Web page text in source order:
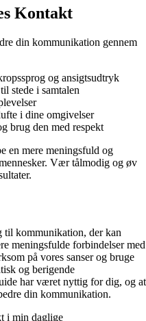
Kontakt
din kommunikation gennem
og ansigtsudtryk
stede i samtalen
i dine omgivelser
brug den med respekt
en mere meningsfuld og
Vær tålmodig og øv
til kommunikation, der kan
meningsfulde forbindelser med
på vores sanser og bruge
og berigende
har været nyttig for dig, og at
din kommunikation.
i min daglige